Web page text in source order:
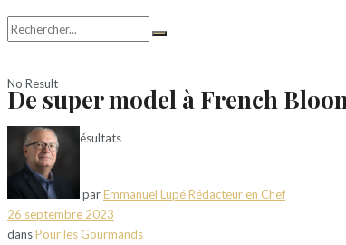
No Result
Voir tous les résultats
De super model à French
parEmmanuel Lupé Rédacteur en Chef
26 septembre 2023
dansPour les Gourmands